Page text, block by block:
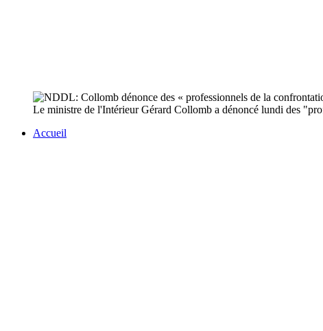
Le ministre de l'Intérieur Gérard Collomb a dénoncé lundi des
Accueil